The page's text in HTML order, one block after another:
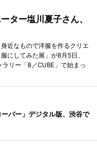
ター塩川夏子さん、
近なもので洋服を作るクリエ
にしてみた展」が8月5日、
リー「8／CUBE」で始まっ
バー」デジタル版、渋谷で